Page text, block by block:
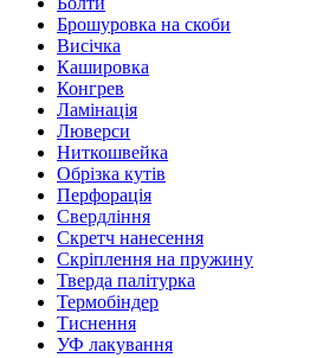
Брошуровка на скоби
Висічка
Кашировка
Конгрев
Ламінація
Люверси
Ниткошвейка
Обрізка кутів
Перфорація
Свердління
Скретч нанесення
Скріплення на пружину
Тверда палітурка
Термобіндер
Тиснення
УФ лакування